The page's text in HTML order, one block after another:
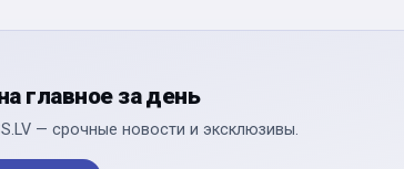
главное за день
— срочные новости и эксклюзивы.